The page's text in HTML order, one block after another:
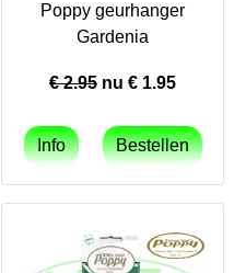
Poppy geurhanger
Gardenia
€ 2.95 nu € 1.95